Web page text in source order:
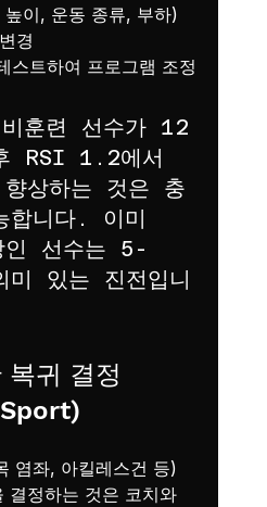
이, 운동 종류, 부하)
경
스트하여 프로그램 조정
훈련 선수가 12
RSI 1.2에서
상하는 것은 충
합니다. 이미
선수는 5-
미 있는 진전입니
복귀 결정
염좌, 아킬레스건 등)
결정하는 것은 코치와